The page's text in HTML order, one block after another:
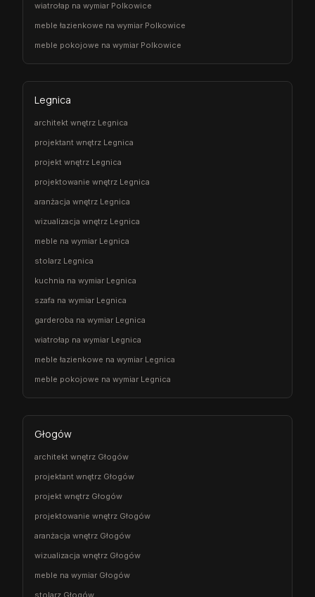
wiatrołap na wymiar Polkowice
meble łazienkowe na wymiar Polkowice
meble pokojowe na wymiar Polkowice
Legnica
architekt wnętrz Legnica
projektant wnętrz Legnica
projekt wnętrz Legnica
projektowanie wnętrz Legnica
aranżacja wnętrz Legnica
wizualizacja wnętrz Legnica
meble na wymiar Legnica
stolarz Legnica
kuchnia na wymiar Legnica
szafa na wymiar Legnica
garderoba na wymiar Legnica
wiatrołap na wymiar Legnica
meble łazienkowe na wymiar Legnica
meble pokojowe na wymiar Legnica
Głogów
architekt wnętrz Głogów
projektant wnętrz Głogów
projekt wnętrz Głogów
projektowanie wnętrz Głogów
aranżacja wnętrz Głogów
wizualizacja wnętrz Głogów
meble na wymiar Głogów
stolarz Głogów